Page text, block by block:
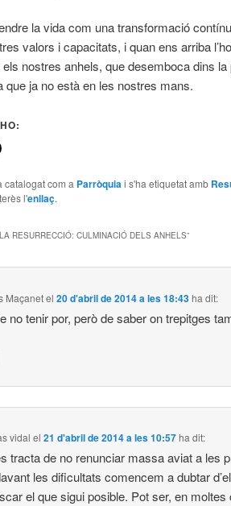
la vida com una transformació
valors i capacitats, i quan ens arriba
nostres anhels, que desemboca dins
que ja no està en les nostres mans.
catalogat com a Parròquiai s'ha etiquetat amb
l'enllaç.
RESURRECCIÓ: CULMINACIÓ DELS ANHELS”
Maçanetel20 d'abril de 2014 a les 18:43ha dit:
no tenir por, però de saber on trepitges
vidal el21 d'abril de 2014 a les 10:57ha dit:
tracta de no renunciar massa aviat a les
les dificultats comencem a dubtar
el que sigui posible. Pot ser, en